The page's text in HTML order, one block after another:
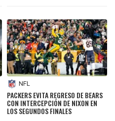
NFL
PACKERS EVITA REGRESO DE BEARS
CON INTERCEPCIÓN DE NIXON EN
LOS SEGUNDOS FINALES